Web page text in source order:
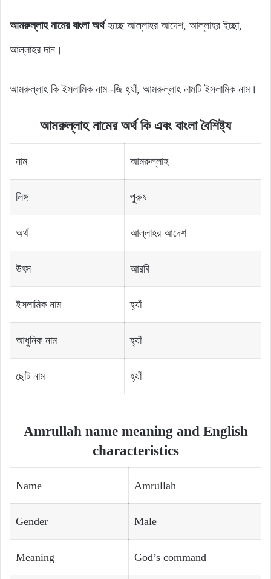
আমরুল্লাহ নামের বাংলা অর্থহচ্ছে আল্লাহর আদেশ, আল্লাহর ইচ্ছা,
আল্লাহর দান।
আমরুল্লাহ কি ইসলামিক নাম -জি হ্যাঁ, আমরুল্লাহ নামটি ইসলামিক নাম।
আমরুল্লাহ নামের অর্থ কি এবং বাংলা বৈশিষ্ট্য
নাম আমরুল্লাহ
লিঙ্গ পুরুষ
অর্থ আল্লাহর আদেশ
উৎস আরবি
ইসলামিক নাম হ্যাঁ
আধুনিক নাম হ্যাঁ
ছোট নাম হ্যাঁ
Amrullah name meaning and English
characteristics
Name Amrullah
Gender Male
Meaning God’s command